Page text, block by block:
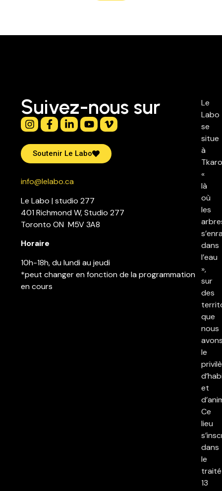
Suivez-nous sur
Soutenir Le Labo
info@lelabo.ca
Le Labo | studio 277
401 Richmond W, Studio 277
Toronto ON M5V 3A8
Horaire
10h-18h, du lundi au jeudi
*peut changer en fonction de la programmation
en cours
Le
Labo
se
situe
à
«
là
où
les
dans
l’eau
»,
sur
des
que
nous
le
et
Ce
lieu
dans
le
traité
13